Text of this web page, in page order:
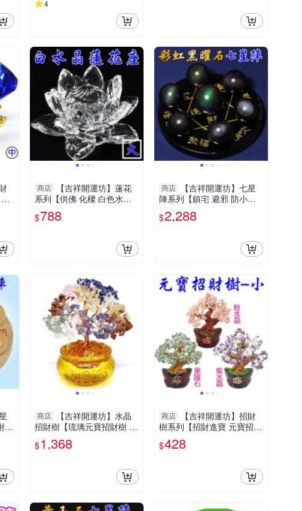
4
商店
【吉祥開運坊】蓮花
系列【供佛 化樑 白色水晶
蓮花座 大型】開光 擇日
$788
商店
【吉祥開運坊】七星
陣系列【鎮宅 避邪 防小人
彩虹黑曜石七星陣 含黑曜石
底盤10cm】淨化 擇日
$2,288
孟
商店
【吉祥開運坊】水晶
招財樹【琉璃元寶招財樹 天
然水晶招財樹 元寶發財樹
大型】 開光 擇日
$1,368
商店
【吉祥開運坊】招財
樹系列【招財進寶 元寶招財
樹小型 天然水晶招財樹 】
淨化開光 擇日
$428